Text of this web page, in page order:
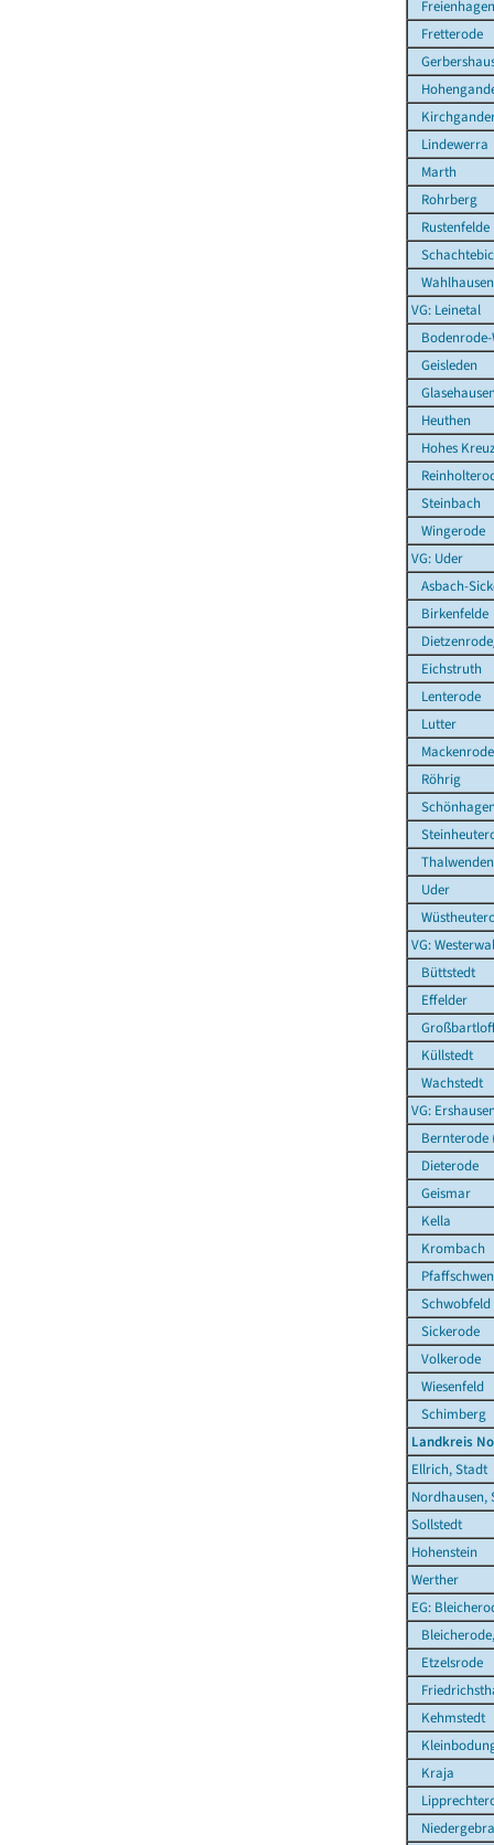
Freienhagen
Fretterode
Lindewerra
Marth
Rohrberg
Rustenfelde
Wahlhausen
VG: Leinetal
Bodenrode-
Geisleden
Heuthen
Hohes
Steinbach
Wingerode
VG: Uder
Asbach-
Birkenfelde
Eichstruth
Lenterode
Lutter
Mackenrode
Röhrig
Thalwenden
Uder
VG:
Büttstedt
Effelder
Küllstedt
Wachstedt
VG:
Bernterode
Dieterode
Geismar
Kella
Krombach
Schwobfeld
Sickerode
Volkerode
Wiesenfeld
Schimberg
Landkreis
Ellrich, Stadt
Nordhausen,
Sollstedt
Hohenstein
Werther
EG:
Etzelsrode
Kehmstedt
Kraja
Niedergebra